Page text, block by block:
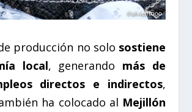
producción no solo sostiene
local, generando más de
directos e indirectos,
ha colocado al Mejillón